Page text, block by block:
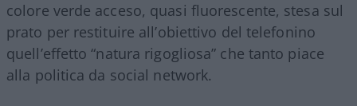
colore verde acceso, quasi fluorescente, stesa sul
prato per restituire all’obiettivo del telefonino
quell’effetto “natura rigogliosa” che tanto piace
alla politica da social network.